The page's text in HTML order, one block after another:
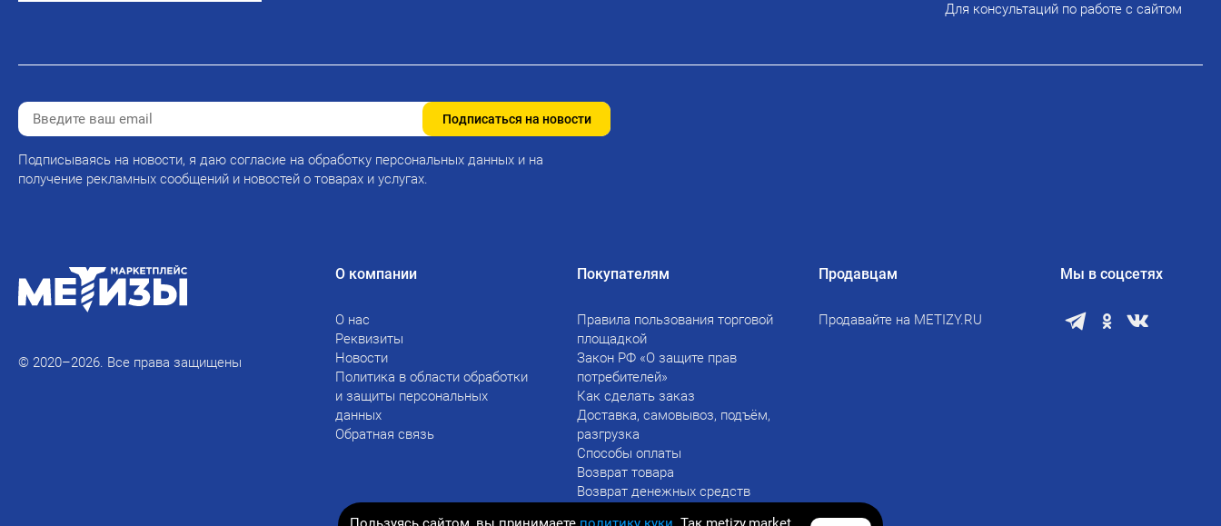
Для консультаций по работе с сайтом
Подписаться на новости
Подписываясь на новости, я даю согласие на обработку персональных данных и на
получение рекламных сообщений и новостей о товарах и услугах.
© 2020–2026. Все права защищены
О компании
О нас
Реквизиты
Новости
Политика в области обработки
и защиты персональных
данных
Обратная связь
Покупателям
Правила пользования торговой
площадкой
Закон РФ «О защите прав
потребителей»
Как сделать заказ
Доставка, самовывоз, подъём,
разгрузка
Способы оплаты
Возврат товара
Возврат денежных средств
Продавцам
Продавайте на METIZY.RU
Мы в соцсетях